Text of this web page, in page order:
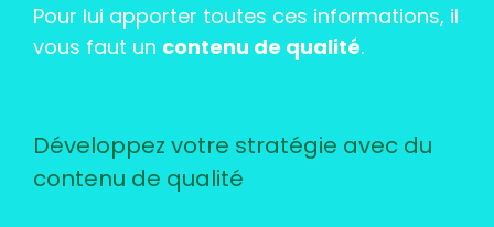
Pour lui apporter toutes ces informations, il
vous faut un contenu de qualité.
Développez votre stratégie avec du
contenu de qualité